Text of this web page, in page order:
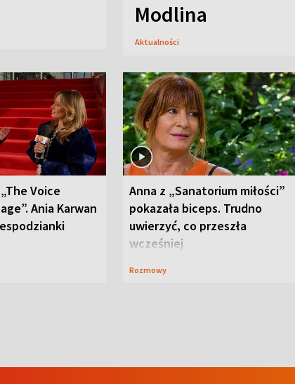
Modlina
Aktualności
Voice
Ania Karwan
Anna z „Sanatorium miłości”
pokazała biceps. Trudno
uwierzyć, co przeszła
wcześniej
Rozmowy